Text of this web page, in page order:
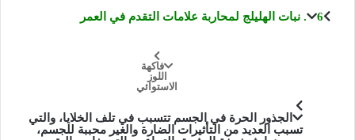
6. نبات الهليلج لمحاربة علامات التقدم في العمر
فاكهة
اللوز
الاستوائي
الجذور الحرة في الجسم تتسبب في تلف الخلايا، والتي
تسبب العديد من التأثيرات الضارة والغير محببة للجسم،